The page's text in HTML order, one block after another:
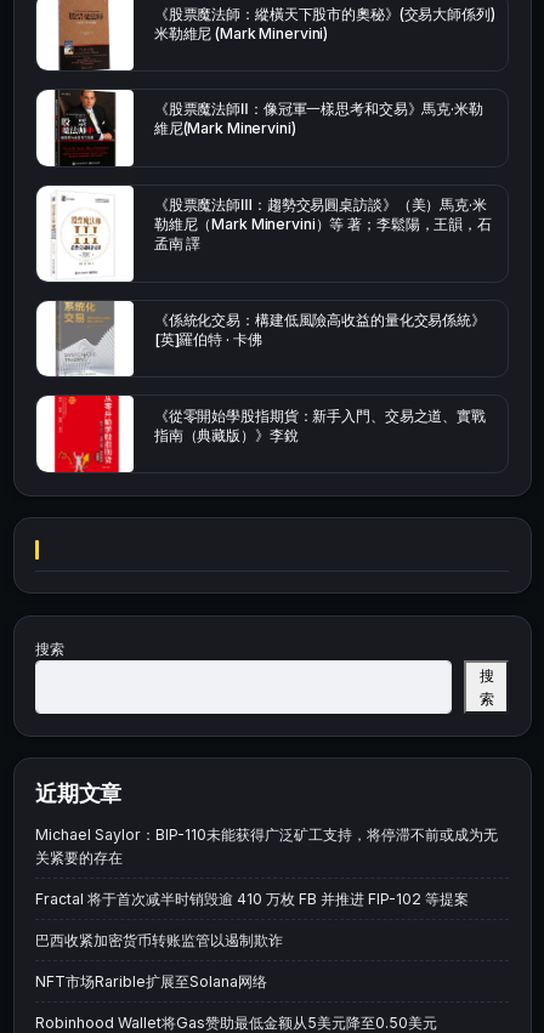
《股票魔法師：縱橫天下股市的奧秘》(交易大師係列)
米勒維尼 (Mark Minervini)
《股票魔法師Ⅱ：像冠軍一樣思考和交易》馬克·米勒
維尼(Mark Minervini)
《股票魔法師Ⅲ：趨勢交易圓桌訪談》（美）馬克·米
勒維尼（Mark Minervini）等 著；李鬆陽，王韻，石
孟南 譯
《係統化交易：構建低風險高收益的量化交易係統》
[英]羅伯特 · 卡佛
《從零開始學股指期貨：新手入門、交易之道、實戰
指南（典藏版）》李銳
搜索
搜
索
近期文章
Michael Saylor：BIP-110未能获得广泛矿工支持，将停滞不前或成为无
关紧要的存在
Fractal 将于首次减半时销毁逾 410 万枚 FB 并推进 FIP-102 等提案
巴西收紧加密货币转账监管以遏制欺诈
NFT市场Rarible扩展至Solana网络
Robinhood Wallet将Gas赞助最低金额从5美元降至0.50美元